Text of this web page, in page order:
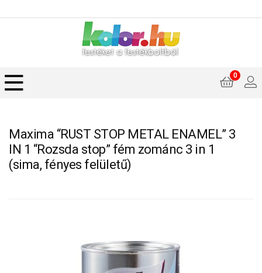
0
Maxima “RUST STOP METAL ENAMEL” 3
IN 1 “Rozsda stop” fém zománc 3 in 1
(sima, fényes felületű)